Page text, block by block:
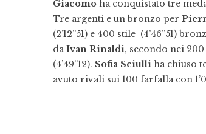
Giacomo ha conquistato tre
Tre argenti e un bronzo per
(2’12”51) e 400 stile (4’46”51)
daIvan Rinaldi, secondo nei 200
(4’49”12). Sofia Sciulli ha chiuso
avuto rivali sui 100 farfalla con